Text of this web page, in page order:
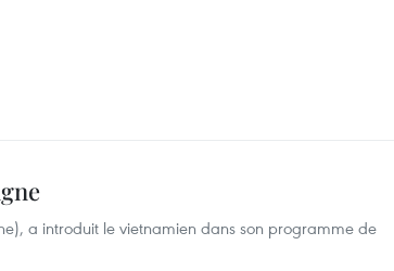
a introduit le vietnamien dans son programme de